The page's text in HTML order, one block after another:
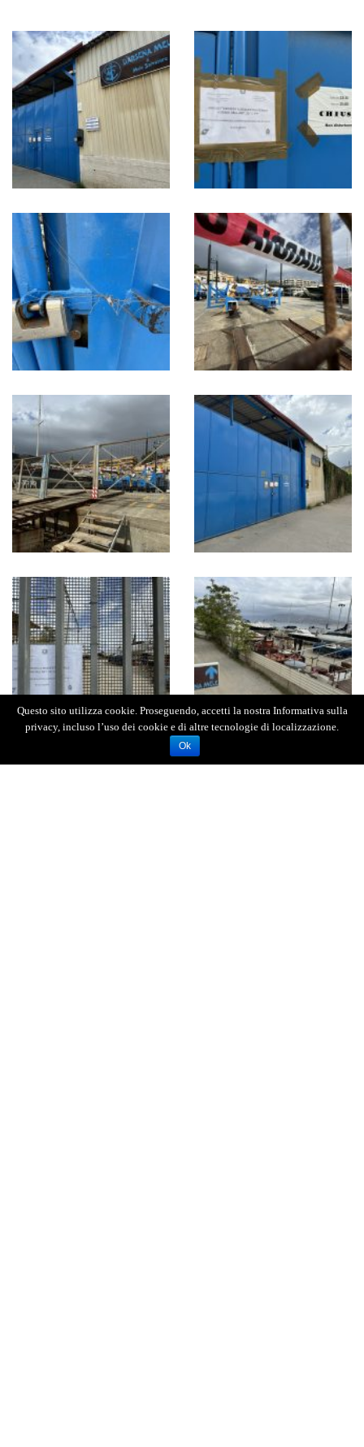
Questo sito utilizza cookie. Proseguendo, accetti la nostra Informativa sulla
privacy, incluso l’uso dei cookie e di altre tecnologie di localizzazione.
Ok